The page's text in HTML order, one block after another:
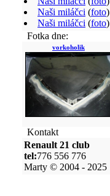
Naši miláčci (foto)
Naši miláčci (foto)
Fotka dne:
vorkoholik
Kontakt
Renault 21 club
tel:776 556 776
Marty © 2004 - 2025